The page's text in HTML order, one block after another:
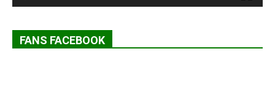
FANS FACEBOOK